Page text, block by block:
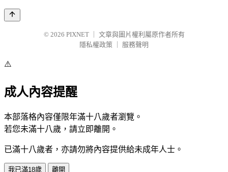
© 2026 PIXNET
文章與圖片權利屬原作者所有
隱私權政策
服務聲明
⚠️
成人內容提醒
本部落格內容僅限年滿十八歲者瀏覽。
若您未滿十八歲，請立即離開。
已滿十八歲者，亦請勿將內容提供給未成年人士。
我已滿18歲 離開